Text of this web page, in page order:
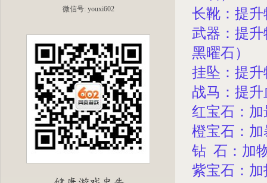
微信号: youxi602
长靴：提
武器：提
黑曜石）
挂坠：提
战马：提
红宝石：
橙宝石：加
钻 石：加
紫宝石：